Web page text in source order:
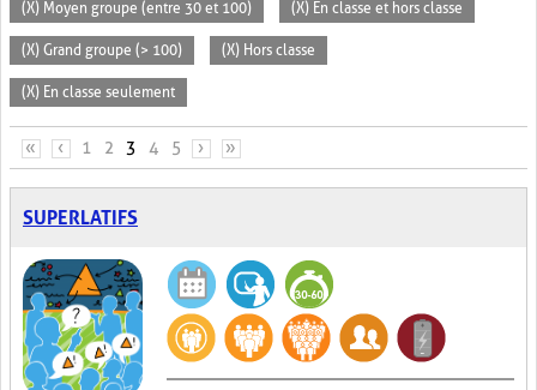
(X) Moyen groupe (entre 30 et 100) (X) En classe et hors classe
(X) Grand groupe (> 100) (X) Hors classe
(X) En classe seulement
PAGES
« ‹ 1 2 3 4 5 › »
SUPERLATIFS